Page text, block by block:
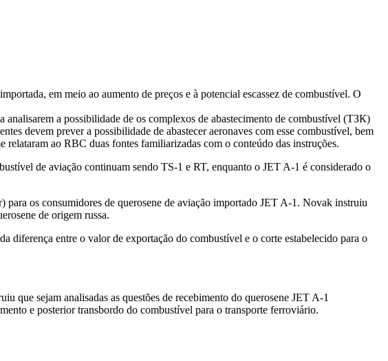
em meio ao aumento de preços e à potencial escassez de combustível. O
a possibilidade de os complexos de abastecimento de combustível (ТЗК)
devem prever a possibilidade de abastecer aeronaves com esse combustível, bem
ao RBC duas fontes familiarizadas com o conteúdo das instruções.
de aviação continuam sendo TS-1 e RT, enquanto o JET A-1 é considerado o
para os consumidores de querosene de aviação importado JET A-1. Novak instruiu
de origem russa.
diferença entre o valor de exportação do combustível e o corte estabelecido para o
que sejam analisadas as questões de recebimento do querosene JET A-1
e posterior transbordo do combustível para o transporte ferroviário.